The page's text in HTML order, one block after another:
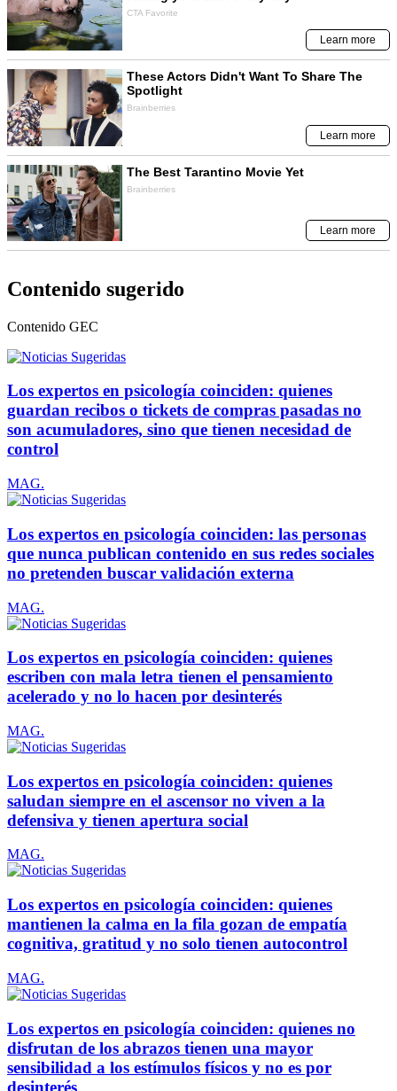
Contenido sugerido
Contenido GEC
Los expertos en psicología coinciden: quienes
guardan recibos o tickets de compras pasadas no
son acumuladores, sino que tienen necesidad de
control
MAG.
Los expertos en psicología coinciden: las personas
que nunca publican contenido en sus redes sociales
no pretenden buscar validación externa
MAG.
Los expertos en psicología coinciden: quienes
escriben con mala letra tienen el pensamiento
acelerado y no lo hacen por desinterés
MAG.
Los expertos en psicología coinciden: quienes
saludan siempre en el ascensor no viven a la
defensiva y tienen apertura social
MAG.
Los expertos en psicología coinciden: quienes
mantienen la calma en la fila gozan de empatía
cognitiva, gratitud y no solo tienen autocontrol
MAG.
Los expertos en psicología coinciden: quienes no
disfrutan de los abrazos tienen una mayor
sensibilidad a los estímulos físicos y no es por
desinterés